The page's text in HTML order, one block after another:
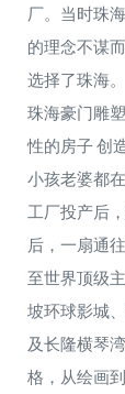
厂。当时珠
的理念不谋
选择了珠海。
珠海豪门雕
性的房子 创
小孩老婆都
工厂投产后
后，一扇通
至世界顶级
坡环球影城
及长隆横琴
格，从绘画